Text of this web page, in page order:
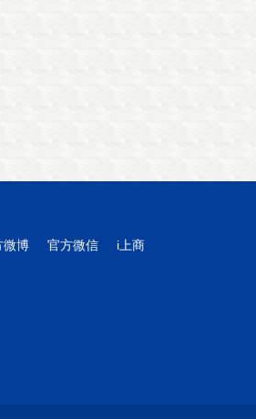
i上商
官方微信
微博